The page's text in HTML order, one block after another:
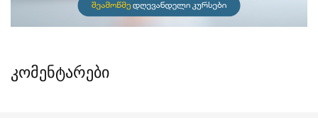
კომენტარები